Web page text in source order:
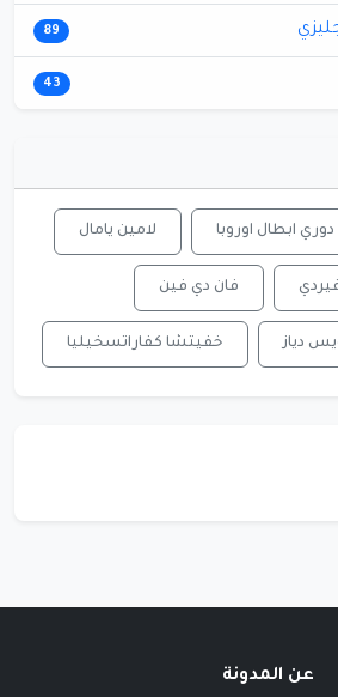
89
43
دوري ابطال اوروبا لامين يامال
فان دي فين
دياز خفيتشا كفاراتسخيليا
عن المدونة